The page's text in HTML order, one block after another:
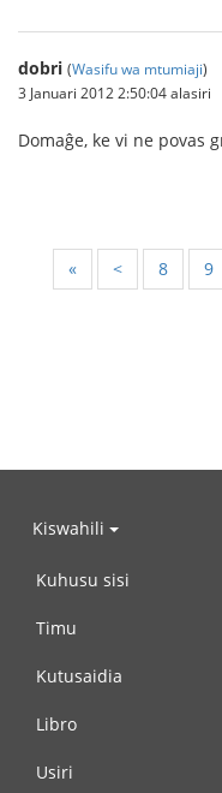
dobri (Wasifu wa mtumiaji)
3 Januari 2012 2:50:04 alasiri
Domaĝe, ke vi ne povas
« < 8 9
Kiswahili
Kuhusu sisi
Timu
Kutusaidia
Libro
Usiri